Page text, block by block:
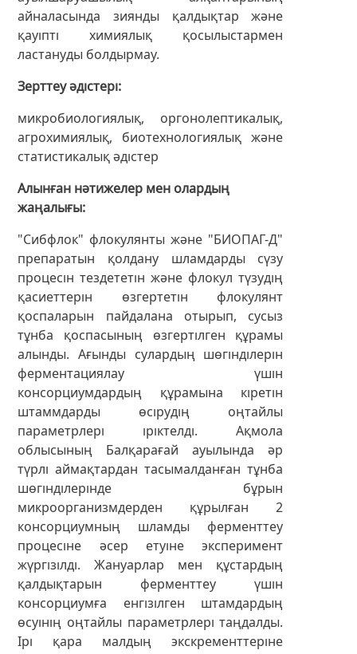
айналасында зиянды қалдықтар және
қауіпті химиялық қосылыстармен
ластануды болдырмау.
Зерттеу әдістері
микробиологиялық, оргонолептикалық,
агрохимиялық, биотехнологиялық және
статистикалық әдістер
Алынған нәтижелер мен олардың
жаңалығы
"Сибфлок" флокулянты және "БИОПАГ-Д"
препаратын қолдану шламдарды сүзу
процесін тездететін және флокул түзудің
қасиеттерін өзгертетін флокулянт
қоспаларын пайдалана отырып, сусыз
тұнба қоспасының өзгертілген құрамы
алынды. Ағынды сулардың шөгінділерін
ферментациялау үшін
консорциумдардың құрамына кіретін
штаммдарды өсірудің оңтайлы
параметрлері іріктелді. Ақмола
облысының Балқарағай ауылында әр
түрлі аймақтардан тасымалданған тұнба
шөгінділерінде бұрын
микроорганизмдерден құрылған 2
консорциумның шламды ферменттеу
процесіне әсер етуіне эксперимент
жүргізілді. Жануарлар мен құстардың
қалдықтарын ферменттеу үшін
консорциумға енгізілген штамдардың
өсуінің оңтайлы параметрлері таңдалды.
Ірі қара малдың экскременттеріне